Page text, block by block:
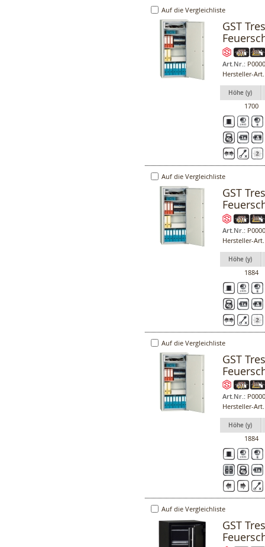
Auf die Vergleichliste
GST
Art.Nr.:
Hersteller-
Höhe (y)
1700
Auf die Vergleichliste
GST
Art.Nr.:
Hersteller-
Höhe (y)
1884
Auf die Vergleichliste
GST
Art.Nr.:
Hersteller-
Höhe (y)
1884
Auf die Vergleichliste
GST